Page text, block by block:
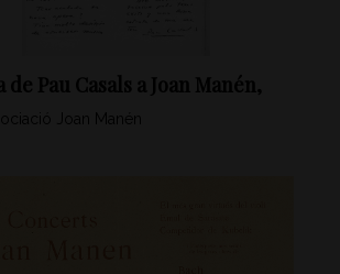
de Pau Casals a Joan Manén,
Joan Manén